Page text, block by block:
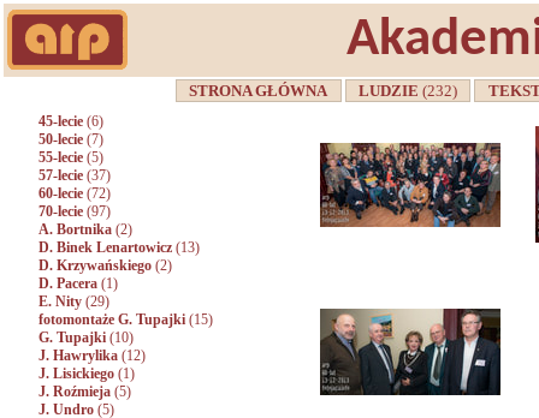
STRONA GŁÓWNA LUDZIE(232)
45-lecie (6)
50-lecie (7)
55-lecie (5)
57-lecie (37)
60-lecie (72)
70-lecie (97)
A. Bortnika (2)
D. Binek Lenartowicz (13)
D. Krzywańskiego (2)
D. Pacera (1)
E. Nity (29)
fotomontaże G. Tupajki (15)
G. Tupajki (10)
J. Hawrylika (12)
J. Lisickiego (1)
J. Roźmieja (5)
J. Undro (5)